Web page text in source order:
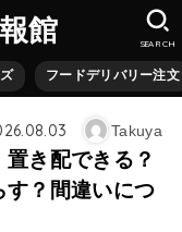
館
フードデリバリー注文
SEARCH
Takuya
き配できる？
す？間違いにつ